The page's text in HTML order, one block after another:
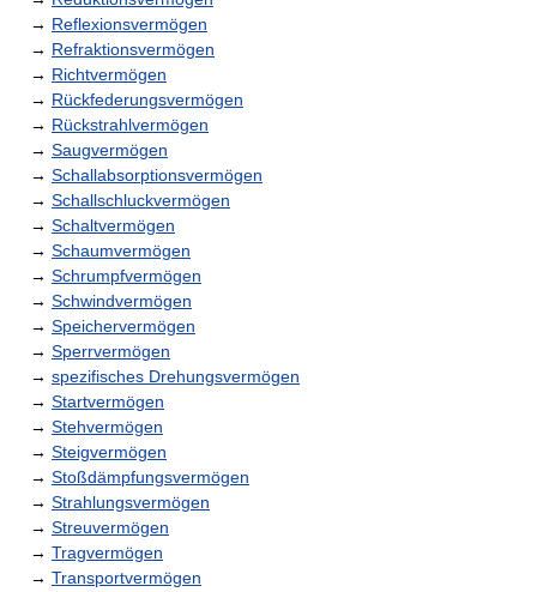
→ Reflexionsvermögen
→ Refraktionsvermögen
→ Richtvermögen
→ Rückfederungsvermögen
→ Rückstrahlvermögen
→ Saugvermögen
→ Schallabsorptionsvermögen
→ Schallschluckvermögen
→ Schaltvermögen
→ Schaumvermögen
→ Schrumpfvermögen
→ Schwindvermögen
→ Speichervermögen
→ Sperrvermögen
→ spezifisches Drehungsvermögen
→ Startvermögen
→ Stehvermögen
→ Steigvermögen
→ Stoßdämpfungsvermögen
→ Strahlungsvermögen
→ Streuvermögen
→ Tragvermögen
→ Transportvermögen